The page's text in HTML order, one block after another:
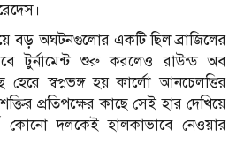
বড় অঘটনগুলোর একটি ছিল ব্রাজিলের
টুর্নামেন্ট শুরু করলেও রাউন্ড অব
হেরে স্বপ্নভঙ্গ হয় কার্লো আনচেলত্তির
প্রতিপক্ষের কাছে সেই হার দেখিয়ে
কোনো দলকেই হালকাভাবে নেওয়ার